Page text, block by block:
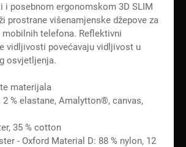
i posebnom ergonomskom 3D SLIM
prostrane višenamjenske džepove za
mobilnih telefona. Reflektivni
vidljivosti povećavaju vidljivost u
osvjetljenja.
materijala
2 % elastane, Amalytton®, canvas,
35 % cotton
- Oxford Material D: 88 % nylon, 12